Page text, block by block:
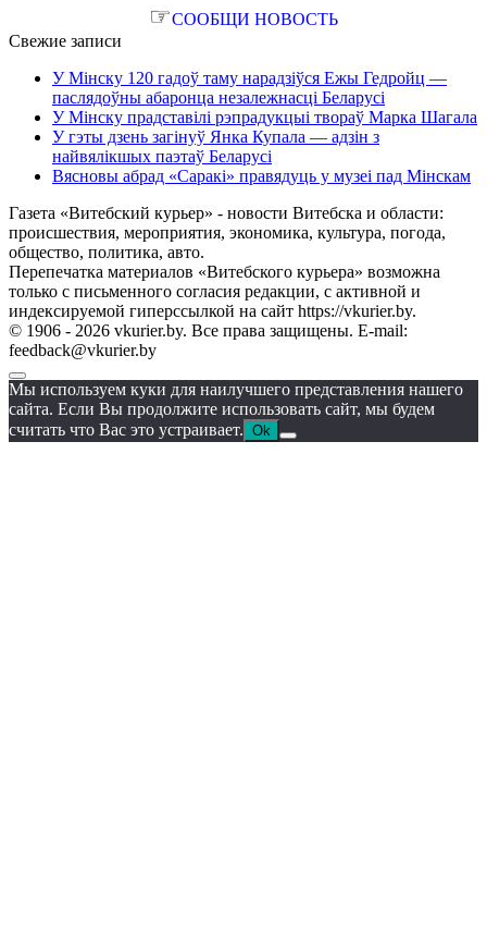
☞СООБЩИ НОВОСТЬ
Свежие записи
У Мінску 120 гадоў таму нарадзіўся Ежы Гедройц —
паслядоўны абаронца незалежнасці Беларусі
У Мінску прадставілі рэпрадукцыі твораў Марка Шагала
У гэты дзень загінуў Янка Купала — адзін з
найвялікшых паэтаў Беларусі
Вясновы абрад «Саракі» правядуць у музеі пад Мінскам
Газета «Витебский курьер» - новости Витебска и области:
происшествия, мероприятия, экономика, культура, погода,
общество, политика, авто.
Перепечатка материалов «Витебского курьера» возможна
только с письменного согласия редакции, с активной и
индексируемой гиперссылкой на сайт https://vkurier.by.
© 1906 - 2026 vkurier.by. Все права защищены. E-mail:
feedback@vkurier.by
Мы используем куки для наилучшего представления нашего
сайта. Если Вы продолжите использовать сайт, мы будем
считать что Вас это устраивает. Ok